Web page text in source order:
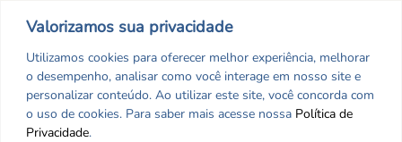
Valorizamos sua privacidade
Utilizamos cookies para oferecer melhor experiência, melhorar
o desempenho, analisar como você interage em nosso site e
personalizar conteúdo. Ao utilizar este site, você concorda com
o uso de cookies. Para saber mais acesse nossa Política de
Privacidade.